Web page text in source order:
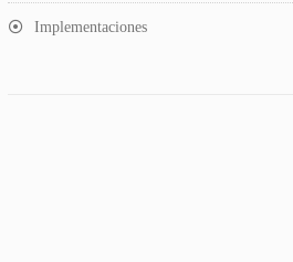
Implementaciones